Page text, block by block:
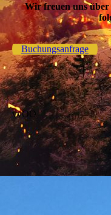
Wir freuen uns
Buchungsanfrage
vvOO